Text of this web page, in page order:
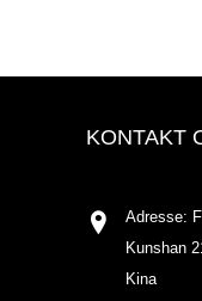
KONTAKT
Adresse:
Kunshan
Kina